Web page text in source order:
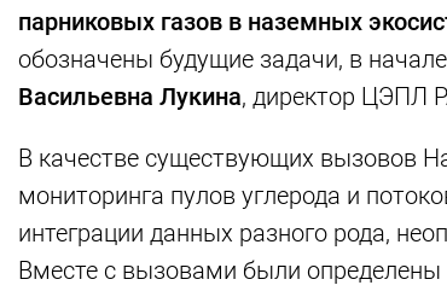
парниковых газов в наземных
обозначены будущие задачи, в
Васильевна Лукина, директор ЦЭПЛ
В качестве существующих вызовов
мониторинга пулов углерода и
интеграции данных разного рода,
Вместе с вызовами были